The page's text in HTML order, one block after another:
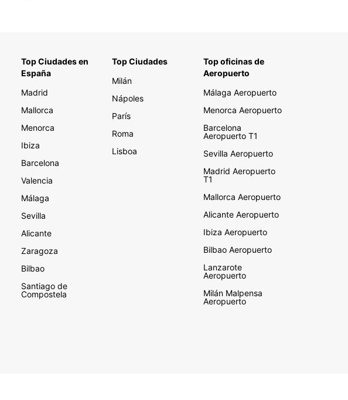
Top Ciudades en
España
Madrid
Mallorca
Menorca
Ibiza
Barcelona
Valencia
Málaga
Sevilla
Alicante
Zaragoza
Bilbao
Santiago de
Compostela
Top Ciudades
Milán
Nápoles
París
Roma
Lisboa
Top oficinas de
Aeropuerto
Málaga Aeropuerto
Menorca Aeropuerto
Barcelona
Aeropuerto T1
Sevilla Aeropuerto
Madrid Aeropuerto
T1
Mallorca Aeropuerto
Alicante Aeropuerto
Ibiza Aeropuerto
Bilbao Aeropuerto
Lanzarote
Aeropuerto
Milán Malpensa
Aeropuerto